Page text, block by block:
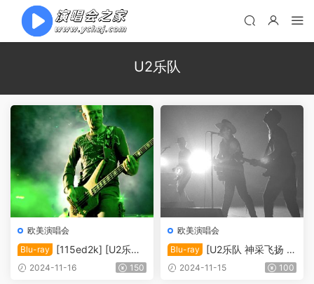
U2乐队
欧美演唱会
Blu-ray
[115ed2k] [U2乐队
玫瑰碗演唱会 U2：360°.at.t
2024-11-16 150
欧美演唱会
Blu-ray
[U2乐队 神采飞扬 音
乐纪录片][ISO/21.8G]
2024-11-15 100